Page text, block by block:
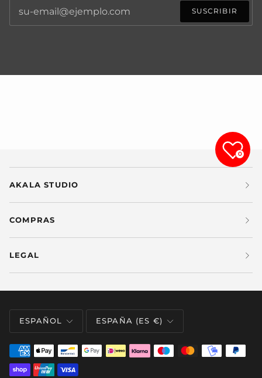
SUSCRIBIR
AKALA STUDIO
COMPRAS
LEGAL
IDIOMA
ESPAÑOL MONEDA
ESPAÑA (ES €)
0